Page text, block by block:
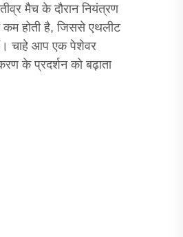
मैच के दौरान नियंत्रण
होती है, जिससे एथलीट
चाहे आप एक पेशेवर
के प्रदर्शन को बढ़ाता